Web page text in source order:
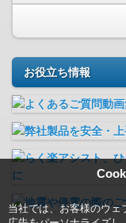
当社では、お客様のウ
お役立ち情報